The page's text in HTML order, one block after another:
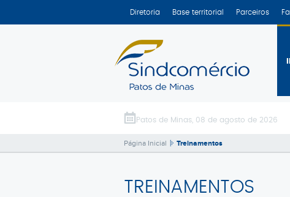
Diretoria Base territorial Parceiros
Patos de Minas, 08 de agosto de 2026
Página Inicial Treinamentos
TREINAMENTOS